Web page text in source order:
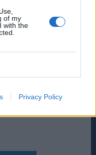
of my
with the
Privacy Policy